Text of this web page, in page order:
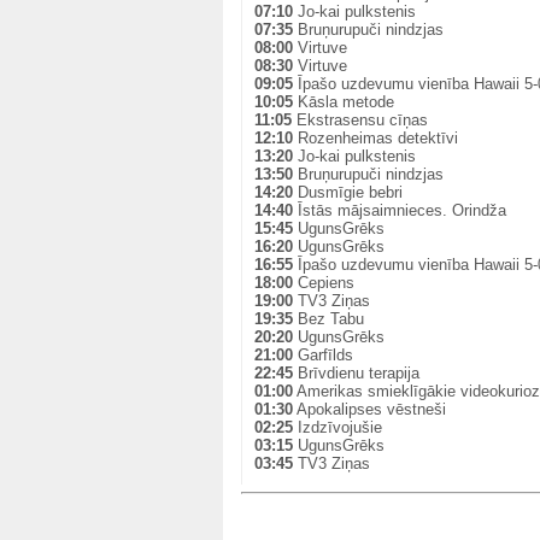
07:10Jo-kai pulkstenis
07:35Bruņurupuči nindzjas
08:00Virtuve
08:30Virtuve
09:05Īpašo uzdevumu vienība Hawaii 5-
10:05Kāsla metode
11:05Ekstrasensu cīņas
12:10Rozenheimas detektīvi
13:20Jo-kai pulkstenis
13:50Bruņurupuči nindzjas
14:20Dusmīgie bebri
14:40Īstās mājsaimnieces. Orindža
15:45UgunsGrēks
16:20UgunsGrēks
16:55Īpašo uzdevumu vienība Hawaii 5-
18:00Cepiens
19:00TV3 Ziņas
19:35Bez Tabu
20:20UgunsGrēks
21:00Garfīlds
22:45Brīvdienu terapija
01:00Amerikas smieklīgākie
01:30Apokalipses vēstneši
02:25Izdzīvojušie
03:15UgunsGrēks
03:45TV3 Ziņas